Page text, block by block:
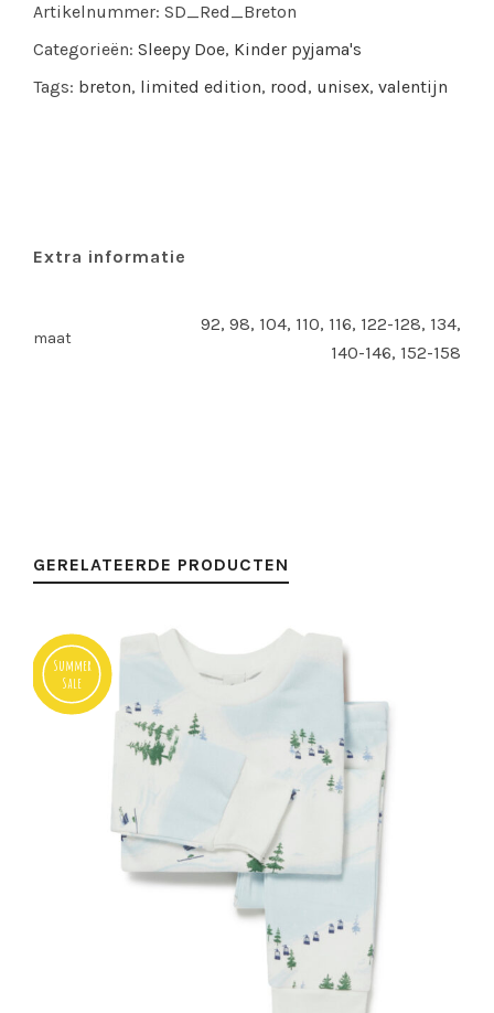
quantity
Artikelnummer: SD_Red_Breton
Categorieën: Sleepy Doe, Kinder pyjama's
Tags: breton, limited edition, rood, unisex, valentijn
Extra informatie
maat
92, 98, 104, 110, 116, 122-128, 134,
140-146, 152-158
GERELATEERDE PRODUCTEN
Summer
Sale